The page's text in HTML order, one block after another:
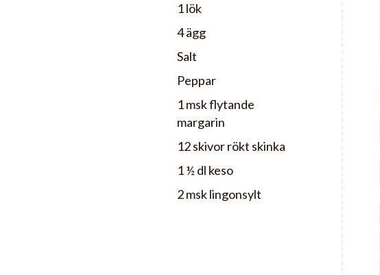
1 lök
4 ägg
Salt
Peppar
1 msk flytande
margarin
12 skivor rökt skinka
1 ½ dl keso
2 msk lingonsylt